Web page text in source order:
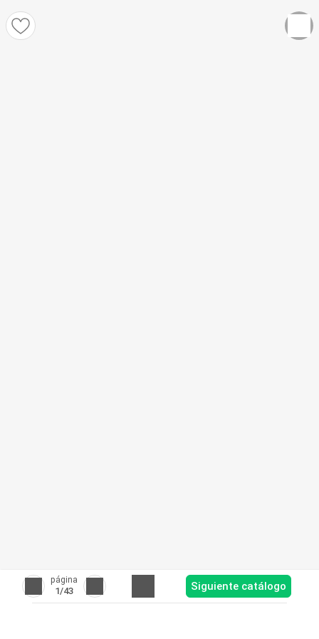
página
1/43 Siguiente catálogo